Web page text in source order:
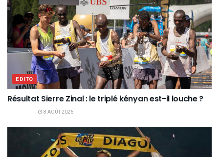
EDITO
Résultat Sierre Zinal : le triplé kényan est-il louche ?
8 AOÛT 2026